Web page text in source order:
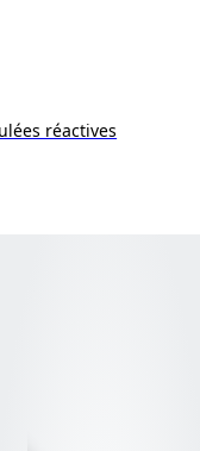
réactives